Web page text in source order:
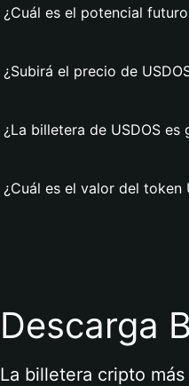
¿Cuál es el potencial
¿Subirá el precio de
¿La billetera de USDOS es
¿Cuál es el valor del token
Descarga
La billetera cripto